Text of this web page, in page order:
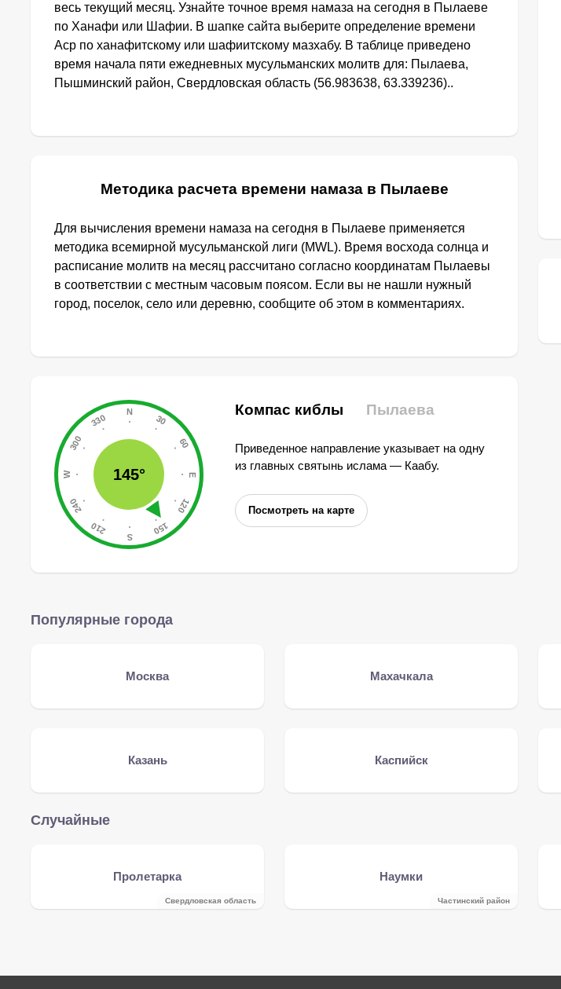
весь текущий месяц. Узнайте точное время намаза на сегодня в Пылаеве
по Ханафи или Шафии. В шапке сайта выберите определение времени
Аср по ханафитскому или шафиитскому мазхабу. В таблице приведено
время начала пяти ежедневных мусульманских молитв для: Пылаева,
Пышминский район, Свердловская область (56.983638, 63.339236)..
Методика расчета времени намаза в Пылаеве
Для вычисления времени намаза на сегодня в Пылаеве применяется
методика всемирной мусульманской лиги (MWL). Время восхода солнца и
расписание молитв на месяц рассчитано согласно координатам Пылаевы
в соответствии с местным часовым поясом. Если вы не нашли нужный
город, поселок, село или деревню, сообщите об этом в комментариях.
145°
Компас киблы Пылаева
Приведенное направление указывает на одну
из главных святынь ислама — Каабу.
Посмотреть на карте
Популярные города
Москва Махачкала
Казань Каспийск
Случайные
Пролетарка
Свердловская область
Наумки
Частинский район